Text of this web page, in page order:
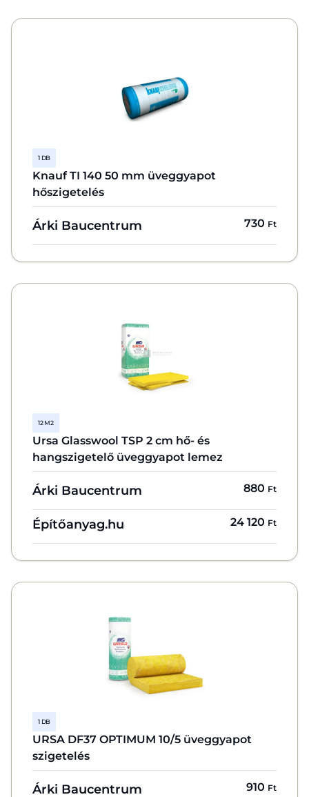
1 DB
Knauf TI 140 50 mm üveggyapot
hőszigetelés
Árki Baucentrum 730 Ft
12 M2
Ursa Glasswool TSP 2 cm hő- és
hangszigetelő üveggyapot lemez
Árki Baucentrum 880 Ft
Építőanyag.hu 24 120 Ft
1 DB
URSA DF37 OPTIMUM 10/5 üveggyapot
szigetelés
Árki Baucentrum 910 Ft